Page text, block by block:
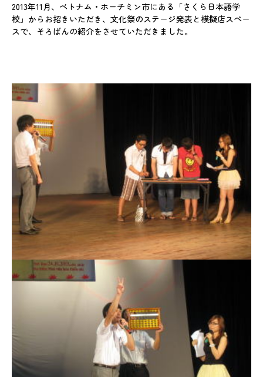
教育方針
入会のご案内
教室の検索
その他の情報
お問い合わせ
FC加盟者募集中
2013年11月、ベトナム・ホーチミン市にある「さくら日本語学
校」からお招きいただき、文化祭のステージ発表と模擬店スペー
スで、そろばんの紹介をさせていただきました。